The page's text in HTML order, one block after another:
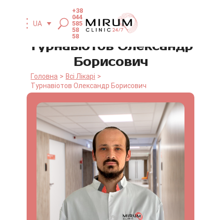
UA
+38
044
585
58
58
Турнавіотов Олександр
Борисович
Головна
Всі Лікарі
Турнавіотов Олександр Борисович